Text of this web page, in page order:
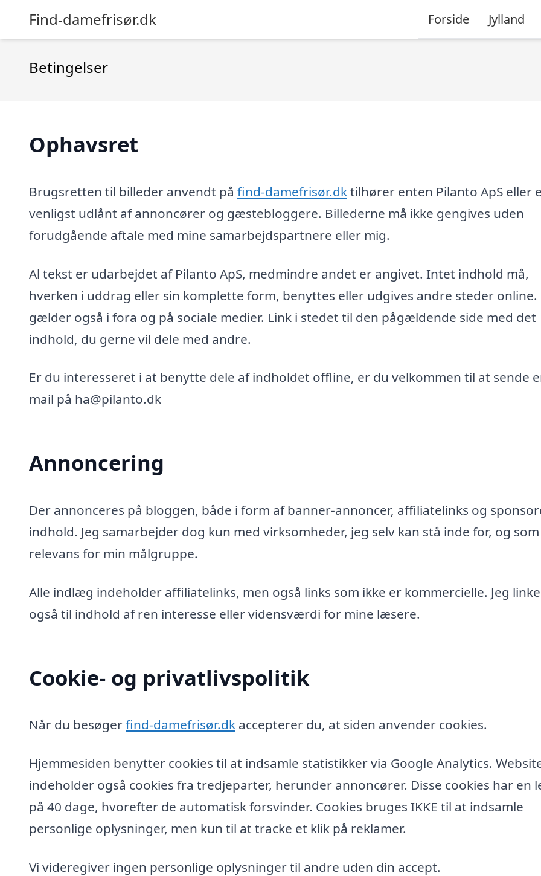
Find-damefrisør.dk Forside Jylland
Betingelser
Ophavsret
Brugsretten til billeder anvendt på find-damefrisør.dktilhører enten Pilanto ApS eller
venligst udlånt af annoncører og gæstebloggere. Billederne må ikke gengives uden
forudgående aftale med mine samarbejdspartnere eller mig.
Al tekst er udarbejdet af Pilanto ApS, medmindre andet er angivet. Intet indhold må,
hverken i uddrag eller sin komplette form, benyttes eller udgives andre steder
gælder også i fora og på sociale medier. Link i stedet til den pågældende side med det
indhold, du gerne vil dele med andre.
Er du interesseret i at benytte dele af indholdet offline, er du velkommen til at sende
mail på ha@pilanto.dk
Annoncering
Der annonceres på bloggen, både i form af banner-annoncer, affiliatelinks og
indhold. Jeg samarbejder dog kun med virksomheder, jeg selv kan stå inde for, og
relevans for min målgruppe.
Alle indlæg indeholder affiliatelinks, men også links som ikke er kommercielle. Jeg
også til indhold af ren interesse eller vidensværdi for mine læsere.
Cookie- og privatlivspolitik
Når du besøgerfind-damefrisør.dk accepterer du, at siden anvender cookies.
Hjemmesiden benytter cookies til at indsamle statistikker via Google Analytics.
indeholder også cookies fra tredjeparter, herunder annoncører. Disse cookies har en
på 40 dage, hvorefter de automatisk forsvinder. Cookies bruges IKKE til at indsamle
personlige oplysninger, men kun til at tracke et klik på reklamer.
Vi videregiver ingen personlige oplysninger til andre uden din accept.